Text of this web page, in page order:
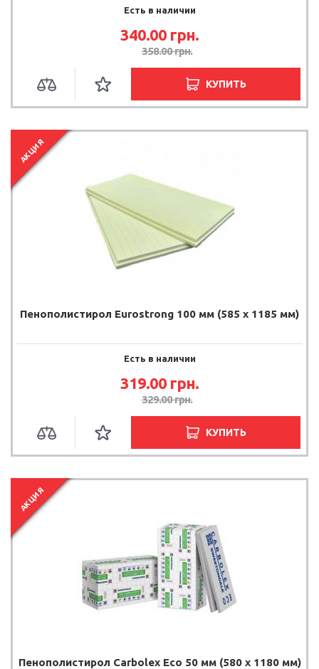
Есть в наличии
340.00 грн.
358.00грн.
КУПИТЬ
АКЦИЯ
Пенополистирол Eurostrong 100 мм (585 x 1185 мм)
Есть в наличии
319.00 грн.
329.00грн.
КУПИТЬ
АКЦИЯ
Пенополистирол Carbolex Eco 50 мм (580 х 1180 мм)